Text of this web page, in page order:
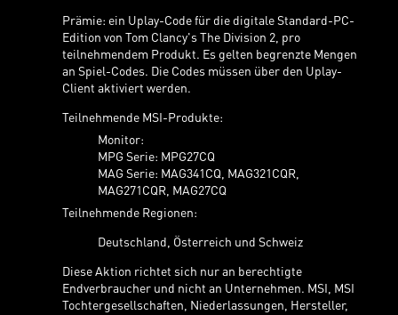
Prämie: ein Uplay-Code für die digitale Standard-PC-
Edition von Tom Clancy's The Division 2, pro
teilnehmendem Produkt. Es gelten begrenzte Mengen
an Spiel-Codes. Die Codes müssen über den Uplay-
Client aktiviert werden.
Teilnehmende MSI-Produkte:
Monitor:
MPG Serie: MPG27CQ
MAG Serie: MAG341CQ, MAG321CQR,
MAG271CQR, MAG27CQ
Teilnehmende Regionen:
Deutschland, Österreich und Schweiz
Diese Aktion richtet sich nur an berechtigte
Endverbraucher und nicht an Unternehmen. MSI, MSI
Tochtergesellschaften, Niederlassungen, Hersteller,